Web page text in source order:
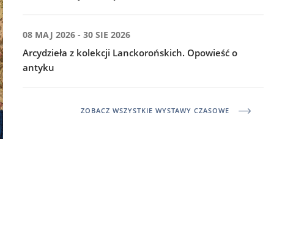
08 MAJ 2026 - 30 SIE 2026
Arcydzieła z kolekcji Lanckorońskich. Opowieść o
antyku
ZOBACZ WSZYSTKIE WYSTAWY CZASOWE